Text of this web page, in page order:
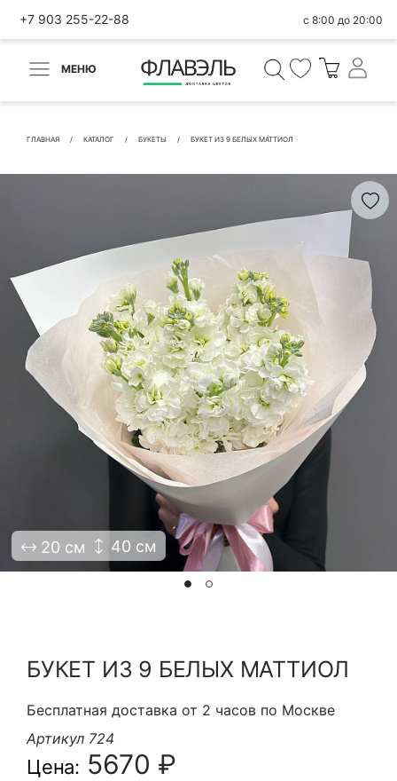
+7 903 255-22-88 с 8:00 до 20:00
МЕНЮ
ГЛАВНАЯ КАТАЛОГ БУКЕТЫ БУКЕТ ИЗ 9 БЕЛЫХ МАТТИОЛ
20 см 40 см
БУКЕТ ИЗ 9 БЕЛЫХ МАТТИОЛ
Бесплатная доставка от 2 часов по Москве
Артикул 724
Цена: 5670 ₽
ВЕРНУТЬСЯ
Быстрая покупка
КОНТАКТНЫЕ ДАННЫЕ
БЫСТРАЯ ПОКУПКА
Я принимаю Политику конфиденциальности и
Правила использования сайта ФЛАВЭЛЬ. Мы не
продаем ваши данные и храним их в безопасности